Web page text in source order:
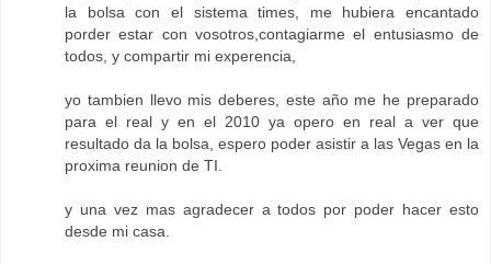
la bolsa con el sistema times, me hubiera encantado
porder estar con vosotros,contagiarme el entusiasmo de
todos, y compartir mi experencia,
yo tambien llevo mis deberes, este año me he preparado
para el real y en el 2010 ya opero en real a ver que
resultado da la bolsa, espero poder asistir a las Vegas en la
proxima reunion de TI.
y una vez mas agradecer a todos por poder hacer esto
desde mi casa.